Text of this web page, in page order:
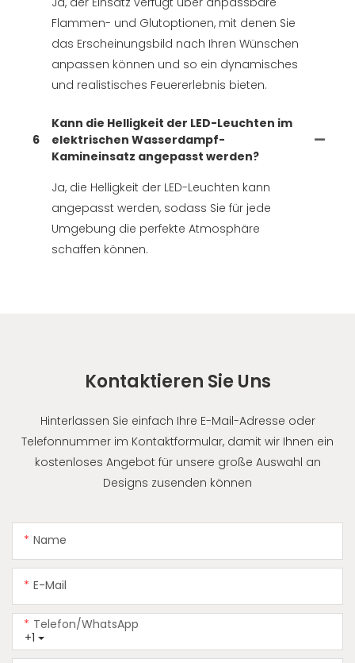
Flammen- und Glutoptionen, mit denen Sie
das Erscheinungsbild nach Ihren Wünschen
anpassen können und so ein dynamisches
und realistisches Feuererlebnis bieten.
6
Kann die Helligkeit der LED-Leuchten im
elektrischen Wasserdampf-
Kamineinsatz angepasst werden?
Ja, die Helligkeit der LED-Leuchten kann
angepasst werden, sodass Sie für jede
Umgebung die perfekte Atmosphäre
schaffen können.
Kontaktieren Sie Uns
Hinterlassen Sie einfach Ihre E-Mail-Adresse oder
Telefonnummer im Kontaktformular, damit wir Ihnen ein
kostenloses Angebot für unsere große Auswahl an
Designs zusenden können
Name
E-Mail
+1
Telefon/WhatsApp